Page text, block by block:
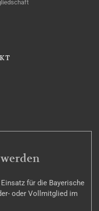
für die Bayerische
oder Vollmitglied im